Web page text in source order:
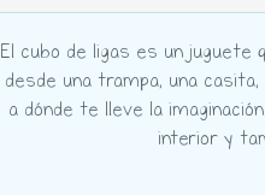
El cubo de ligas es un juguete
desde una trampa, una
a dónde te lleve la
interior y